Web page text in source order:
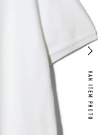
VAN ITEM PHOTO